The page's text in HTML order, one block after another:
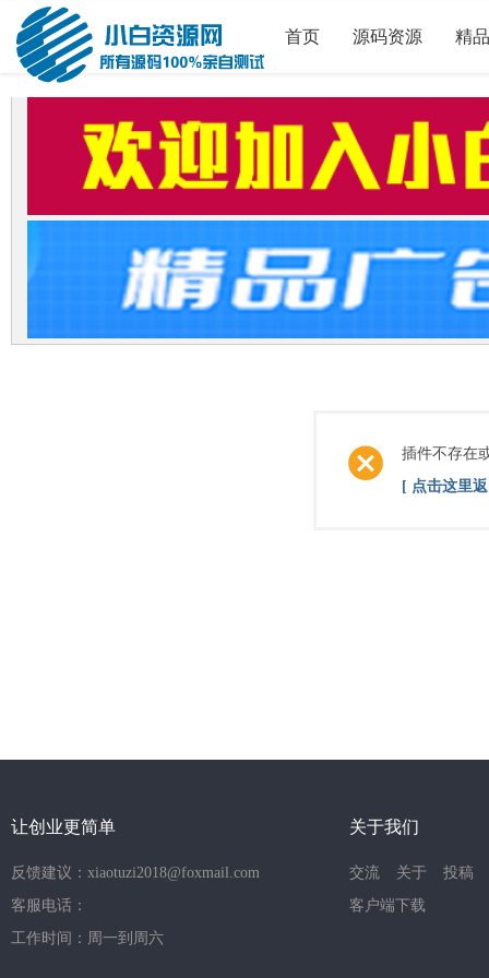
首页 源码资源 精
插件不存在
[ 点击这里
让创业更简单
反馈建议：xiaotuzi2018@foxmail.com
客服电话：
工作时间：周一到周六
关于我们
交流 关于
投稿
客户端下载